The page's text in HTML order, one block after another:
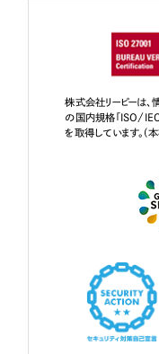
株式会社リーピーは、
の国内規格「ISO/
を取得しています。（